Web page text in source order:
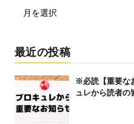
最近の投稿
※必読【重要な
ュレから読者の